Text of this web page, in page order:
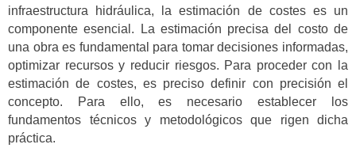
infraestructura hidráulica, la estimación de costes es un
componente esencial. La estimación precisa del costo de
una obra es fundamental para tomar decisiones informadas,
optimizar recursos y reducir riesgos. Para proceder con la
estimación de costes, es preciso definir con precisión el
concepto. Para ello, es necesario establecer los
fundamentos técnicos y metodológicos que rigen dicha
práctica.